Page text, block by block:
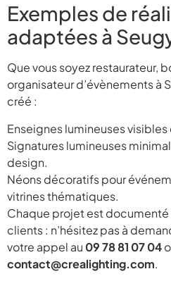
Exemples de
adaptées à
Que vous soyez restaurateur,
organisateur d’évènements à
créé :
Enseignes lumineuses
Signatures lumineuses
design.
Néons décoratifs pour
vitrines thématiques.
Chaque projet est
clients : n’hésitez pas à
votre appel au 09 78 81 07 04
contact@crealighting.com.